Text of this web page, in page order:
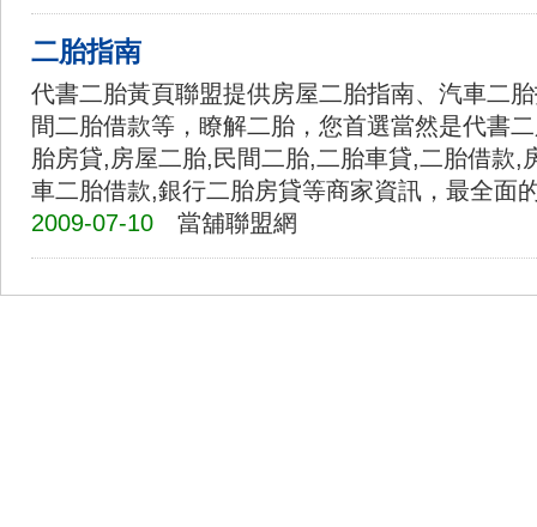
二胎指南
代書二胎黃頁聯盟提供房屋二胎指南、汽車二
間二胎借款等，瞭解二胎，您首選當然是代書
胎房貸,房屋二胎,民間二胎,二胎車貸,二胎借款,
車二胎借款,銀行二胎房貸等商家資訊，最全面
2009-07-10
當舖聯盟網